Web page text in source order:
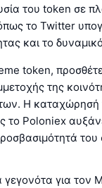
του token σε
το Twitter
και το
token,
της
Η καταχώρησή
το Poloniex
για τον